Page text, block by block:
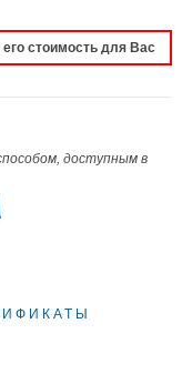
его стоимость для Вас
доступным в